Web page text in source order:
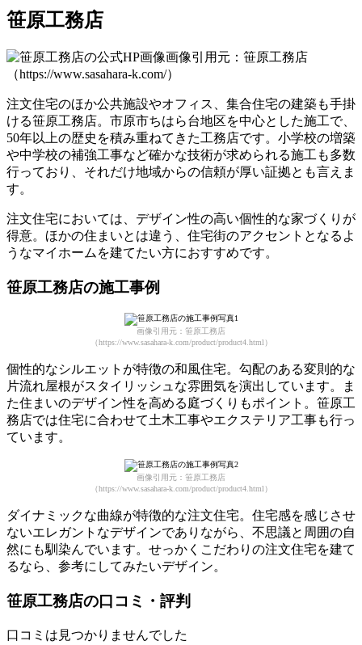
笹原工務店
画像引用元：笹原工務店
（https://www.sasahara-k.com/）
注文住宅のほか公共施設やオフィス、集合住宅の建築も手掛
ける笹原工務店。市原市ちはら台地区を中心とした施工で、
50年以上の歴史を積み重ねてきた工務店です。小学校の増築
や中学校の補強工事など確かな技術が求められる施工も多数
行っており、それだけ地域からの信頼が厚い証拠とも言えま
す。
注文住宅においては、 デザイン性の高い個性的な家づくり が
得意。ほかの住まいとは違う、住宅街のアクセントとなるよ
うなマイホームを建てたい方におすすめです。
笹原工務店の施工事例
画像引用元：笹原工務店
（https://www.sasahara-k.com/product/product4.html）
個性的なシルエットが特徴の和風住宅。勾配のある変則的な
片流れ屋根がスタイリッシュな雰囲気を演出しています。ま
た住まいのデザイン性を高める庭づくりもポイント。笹原工
務店では住宅に合わせて土木工事やエクステリア工事も行っ
ています。
画像引用元：笹原工務店
（https://www.sasahara-k.com/product/product4.html）
ダイナミックな曲線が特徴的な注文住宅。住宅感を感じさせ
ないエレガントなデザインでありながら、不思議と周囲の自
然にも馴染んでいます。せっかくこだわりの注文住宅を建て
るなら、参考にしてみたいデザイン。
笹原工務店の口コミ・評判
口コミは見つかりませんでした